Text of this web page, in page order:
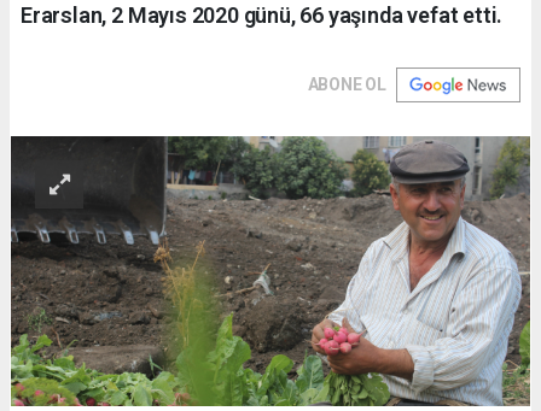
Erarslan, 2 Mayıs 2020 günü, 66 yaşında vefat etti.
ABONE OL